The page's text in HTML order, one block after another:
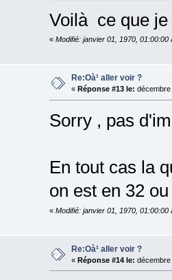
Voilà ce que je
« Modifié: janvier 01, 1970, 01:00:00
Re:Oà¹ aller voir ?
« Réponse #13 le: décembre
Sorry , pas
En tout cas la
on est en 32
« Modifié: janvier 01, 1970, 01:00:00
Re:Oà¹ aller voir ?
« Réponse #14 le: décembre